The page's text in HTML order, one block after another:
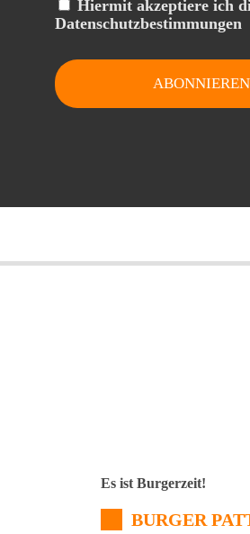
Hiermit akzeptiere ich
Datenschutzbestimmungen
Es ist Burgerzeit!
BURGER